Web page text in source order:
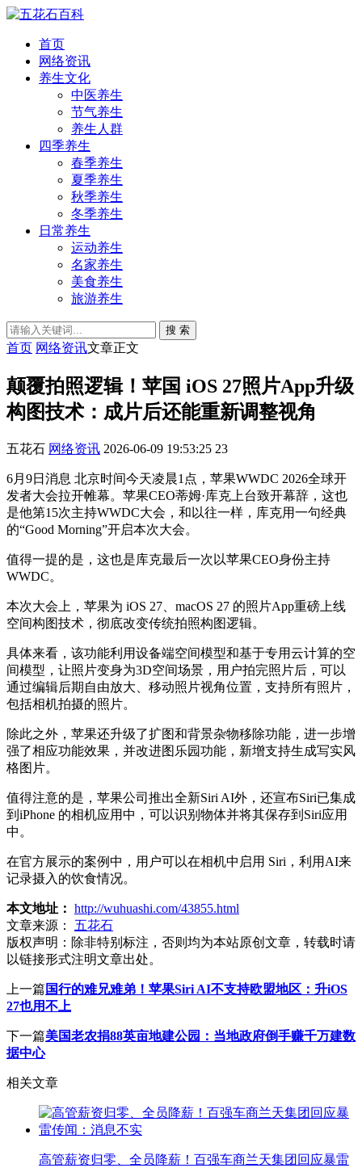
首页
网络资讯
养生文化
中医养生
节气养生
养生人群
四季养生
春季养生
夏季养生
秋季养生
冬季养生
日常养生
运动养生
名家养生
美食养生
旅游养生
搜 索
首页 网络资讯文章正文
颠覆拍照逻辑！苹国 iOS 27照片App升级
构图技术：成片后还能重新调整视角
五花石 网络资讯 2026-06-09 19:53:25 23
6月9日消息 北京时间今天凌晨1点，苹果WWDC 2026全球开
发者大会拉开帷幕。苹果CEO蒂姆·库克上台致开幕辞，这也
是他第15次主持WWDC大会，和以往一样，库克用一句经典
的“Good Morning”开启本次大会。
值得一提的是，这也是库克最后一次以苹果CEO身份主持
WWDC。
本次大会上，苹果为 iOS 27、macOS 27 的照片App重磅上线
空间构图技术，彻底改变传统拍照构图逻辑。
具体来看，该功能利用设备端空间模型和基于专用云计算的空
间模型，让照片变身为3D空间场景，用户拍完照片后，可以
通过编辑后期自由放大、移动照片视角位置，支持所有照片，
包括相机拍摄的照片。
除此之外，苹果还升级了扩图和背景杂物移除功能，进一步增
强了相应功能效果，并改进图乐园功能，新增支持生成写实风
格图片。
值得注意的是，苹果公司推出全新Siri AI外，还宣布Siri已集成
到iPhone 的相机应用中，可以识别物体并将其保存到Siri应用
中。
在官方展示的案例中，用户可以在相机中启用 Siri，利用AI来
记录摄入的饮食情况。
本文地址： http://wuhuashi.com/43855.html
文章来源：
五花石
版权声明： 除非特别标注，否则均为本站原创文章，转载时请
以链接形式注明文章出处。
上一篇 国行的难兄难弟！苹果Siri AI不支持欧盟地区：升iOS
27也用不上
下一篇美国老农捐88英亩地建公园：当地政府倒手赚千万建数
据中心
相关文章
高管薪资归零、全员降薪！百强车商兰天集团回应暴雷